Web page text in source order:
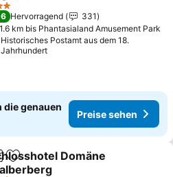
Hervorragend
331
1.6 km bis Phantasialand Amusement Park
Historisches Postamt aus dem 18.
Jahrhundert
die genauen
Preise sehen
Zu Favoriten hinzufügen
Domäne